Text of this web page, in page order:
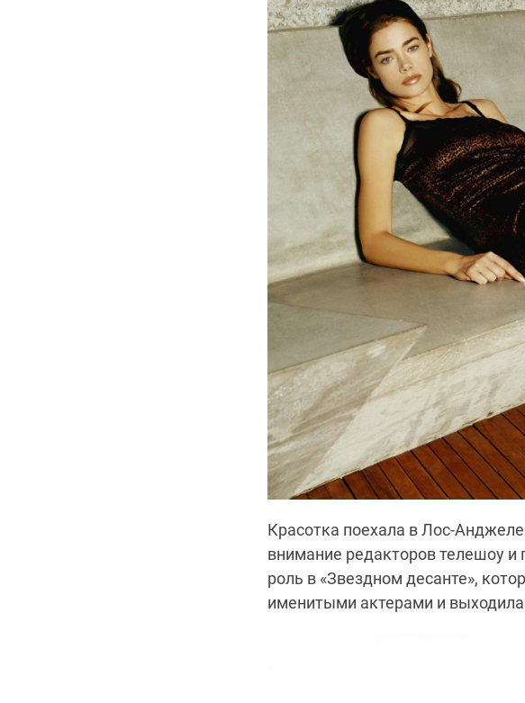
Красотка поехала в Лос-
внимание редакторов телешоу и
роль в «Звездном десанте»,
именитыми актерами и